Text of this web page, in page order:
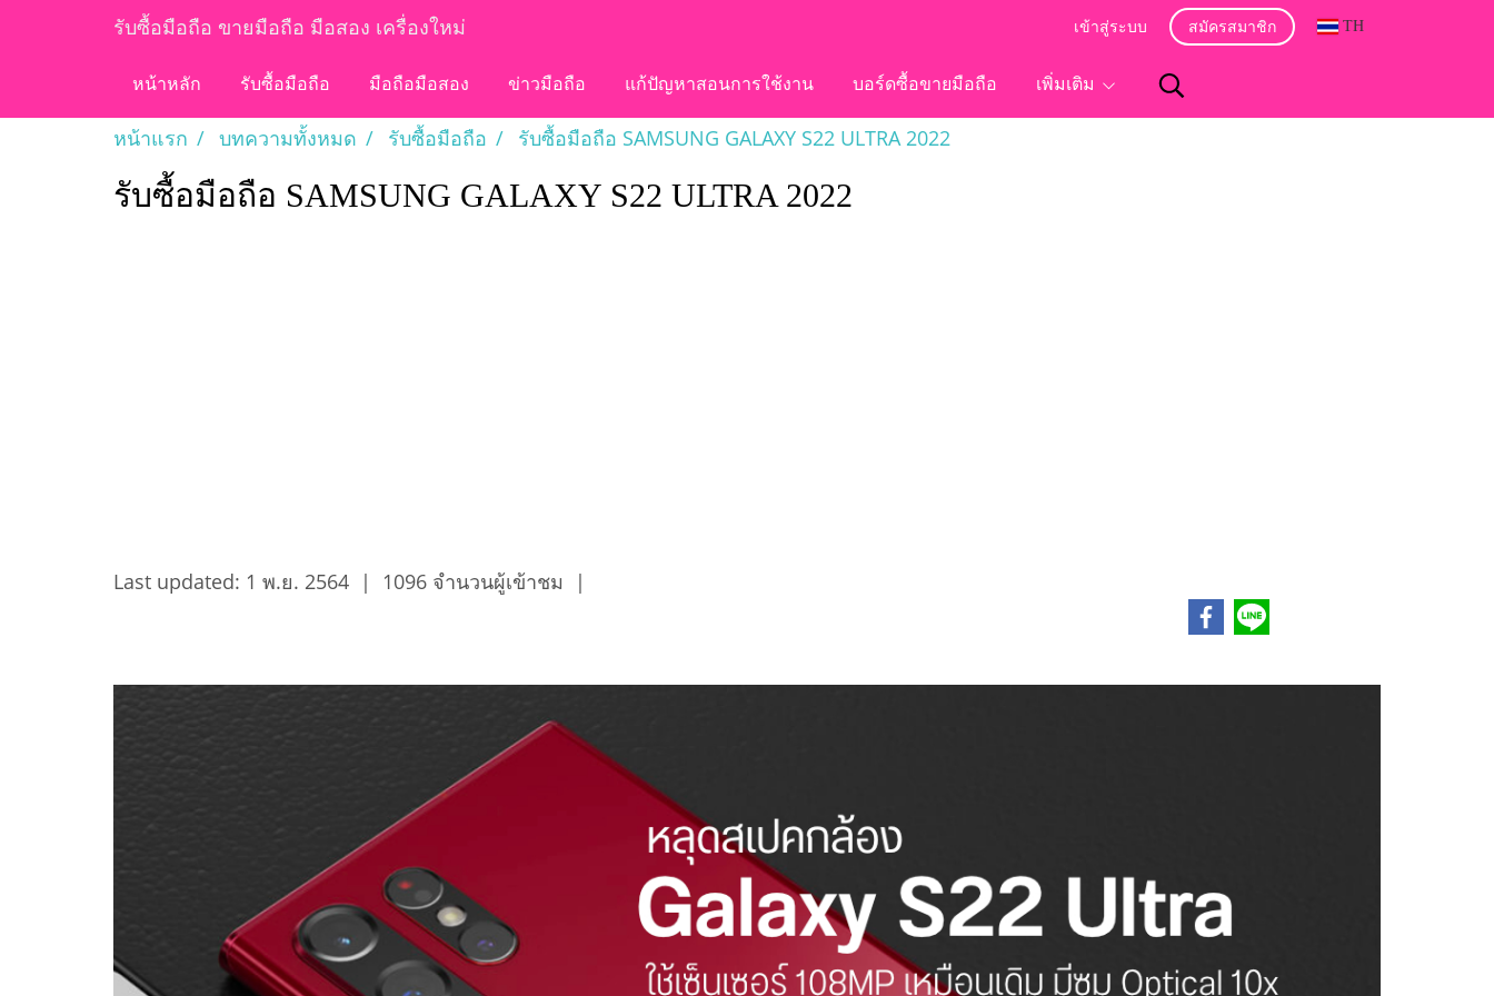
รับซื้อมือถือ ขายมือถือ มือสอง เครื่องใหม่ เข้าสู่ระบบ สมัครสมาชิก TH
หน้าหลัก รับซื้อมือถือ มือถือมือสอง ข่าวมือถือ แก้ปัญหาสอนการใช้งาน บอร์ดซื้อขายมือถือ เพิ่มเติม
หน้าแรก บทความทั้งหมด รับซื้อมือถือ รับซื้อมือถือ SAMSUNG GALAXY S22 ULTRA 2022
รับซื้อมือถือ SAMSUNG GALAXY S22 ULTRA 2022
Last updated: 1 พ.ย. 2564 | 1096 จำนวนผู้เข้าชม |